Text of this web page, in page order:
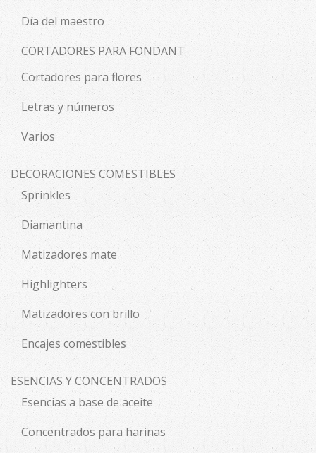
Día del maestro
CORTADORES PARA FONDANT
Cortadores para flores
Letras y números
Varios
DECORACIONES COMESTIBLES
Sprinkles
Diamantina
Matizadores mate
Highlighters
Matizadores con brillo
Encajes comestibles
ESENCIAS Y CONCENTRADOS
Esencias a base de aceite
Concentrados para harinas